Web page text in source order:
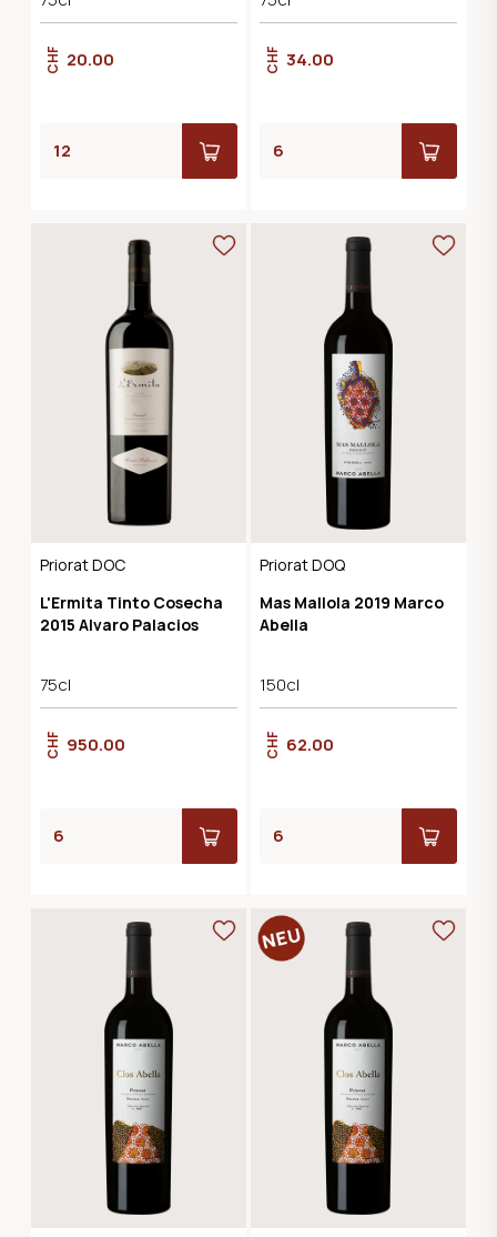
CHF 20.00 CHF 34.00
Priorat DOC
L'Ermita Tinto Cosecha
2015 Alvaro Palacios
75cl
CHF 950.00
Priorat DOQ
Mas Mallola 2019 Marco
Abella
150cl
CHF 62.00